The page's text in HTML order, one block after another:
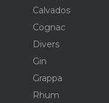
Calvados
Cognac
Divers
Gin
Grappa
Rhum